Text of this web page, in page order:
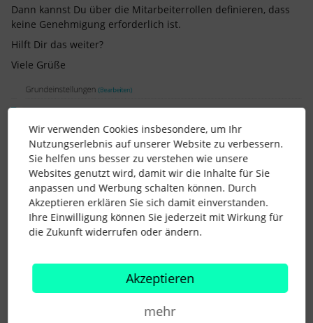
Dann kannst Du über die Mitarbeiterrollen definieren, dass
keine Genehmigung erforderlich ist.
Hilft Dir das weiter?
Viele Grüße
Wir verwenden Cookies insbesondere, um Ihr
Nutzungserlebnis auf unserer Website zu verbessern.
Sie helfen uns besser zu verstehen wie unsere
Websites genutzt wird, damit wir die Inhalte für Sie
anpassen und Werbung schalten können. Durch
Akzeptieren erklären Sie sich damit einverstanden.
Ihre Einwilligung können Sie jederzeit mit Wirkung für
die Zukunft widerrufen oder ändern.
Akzeptieren
mehr